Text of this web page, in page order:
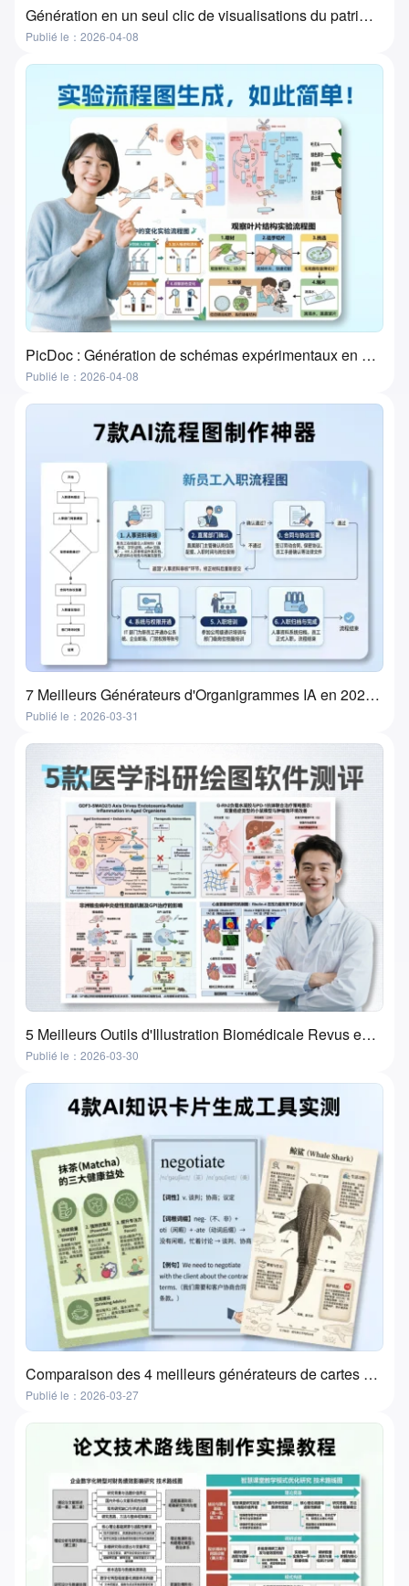
Génération en un seul clic de visualisations du patrimoine culturel immatériel par l'IA ? Cet outil le fait réellement !
Publié le：2026-04-08
PicDoc : Génération de schémas expérimentaux en un clic — l'outil ultime pour la préparation des cours de laboratoire
Publié le：2026-04-08
7 Meilleurs Générateurs d'Organigrammes IA en 2026 : Transformez vos idées en organigrammes en quelques minutes
Publié le：2026-03-31
5 Meilleurs Outils d'Illustration Biomédicale Revus en 2026 | Fonctionnalités, Cas d'Usage et Comment Choisir
Publié le：2026-03-30
Comparaison des 4 meilleurs générateurs de cartes de connaissances AI | Cartes flash et cartes d'étude
Publié le：2026-03-27